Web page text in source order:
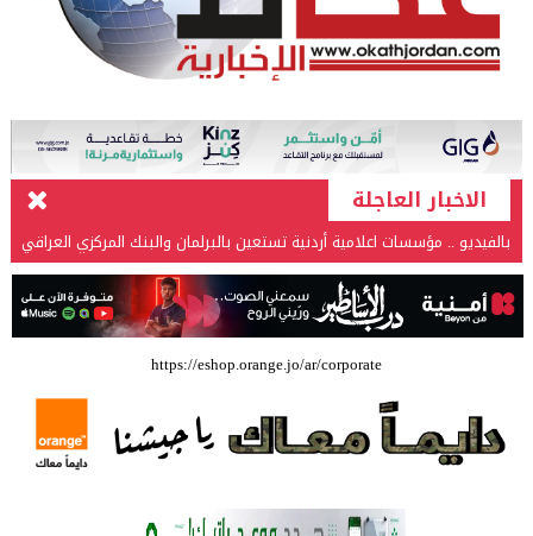
الاخبار العاجلة
بالفيديو .. مؤسسات اعلامية أردنية تستعين بالبرلمان والبنك المركزي العراقي
في قضيتها مع طارق الحسن
بالفيديو .. إرادة القائد ثم التعليم ثم الصناعة والزراعة قذفت ببنجلاديش خلال
عشرين عاما من دخل الفرد ٤٠٠$ سنويا الى ٦٠٠٠ $ ، فهل نستطيع ؟؟؟؟؟
شركة تسابيح للسياحة والسفر تسير اول رحلة لحجاج بيت الله الحرام عبر مطار
الملكة علياء الدولي – صور
https://eshop.orange.jo/ar/corporate